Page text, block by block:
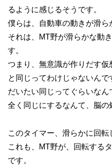
るように感じるそうです。
僕らは、自動車の動きが滑ら
それは、MT野が滑らかな動
す。
つまり、無意識が作りだす
と同じってわけじゃないんで
だいたい同じってぐらいなん
全く同じにするなんて、脳の
このタイマー、滑らかに回転
これも、MT野が、回転する
です。